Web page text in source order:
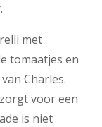
met
tomaatjes en
Charles.
voor een
is niet